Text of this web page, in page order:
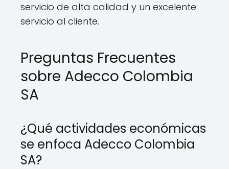
servicio de alta calidad y un excelente
servicio al cliente.
Preguntas Frecuentes
sobre Adecco Colombia
SA
¿Qué actividades económicas
se enfoca Adecco Colombia
SA?